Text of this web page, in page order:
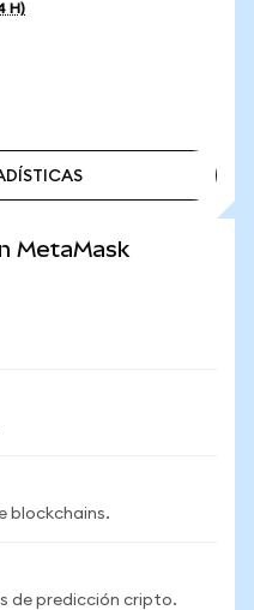
H)
MetaMask
blockchains.
de predicción cripto.